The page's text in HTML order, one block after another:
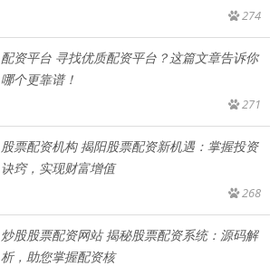
274
配资平台 寻找优质配资平台？这篇文章告诉你
哪个更靠谱！
271
股票配资机构 揭阳股票配资新机遇：掌握投资
诀窍，实现财富增值
268
炒股股票配资网站 揭秘股票配资系统：源码解
析，助您掌握配资核